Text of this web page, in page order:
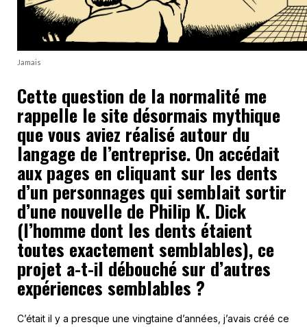
Jamais
Cette question de la normalité me
rappelle le site désormais mythique
que vous aviez réalisé autour du
langage de l’entreprise. On accédait
aux pages en cliquant sur les dents
d’un personnages qui semblait sortir
d’une nouvelle de Philip K. Dick
(l’homme dont les dents étaient
toutes exactement semblables), ce
projet a-t-il débouché sur d’autres
expériences semblables ?
C’était il y a presque une vingtaine d’années, j’avais créé ce